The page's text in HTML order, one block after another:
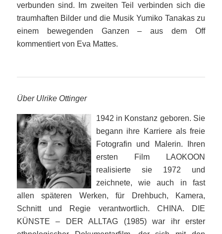
verbunden sind. Im zweiten Teil verbinden sich die
traumhaften Bilder und die Musik Yumiko Tanakas zu
einem bewegenden Ganzen – aus dem Off
kommentiert von Eva Mattes.
Über Ulrike Ottinger
1942 in Konstanz geboren. Sie
begann ihre Karriere als freie
Fotografin und Malerin. Ihren
ersten Film LAOKOON
realisierte sie 1972 und
zeichnete, wie auch in fast
allen späteren Werken, für Drehbuch, Kamera,
Schnitt und Regie verantwortlich. CHINA. DIE
KÜNSTE – DER ALLTAG (1985) war ihr erster